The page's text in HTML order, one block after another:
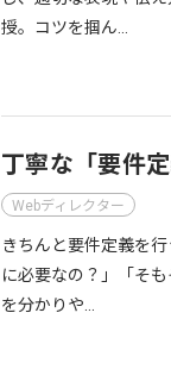
授。コツを掴ん…
丁寧な「要件
Webディレクター
きちんと要件定義を
に必要なの？」「そ
を分かりや…